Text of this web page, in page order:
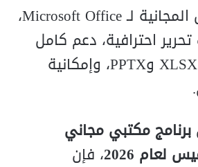
من أفضل البدائل المجانية لـ Microsoft Office،
احترافية، دعم كامل
لملفات DOCX وXLSX وPPTX، وإمكانية
برنامج مكتبي مجاني
2026
، فإن